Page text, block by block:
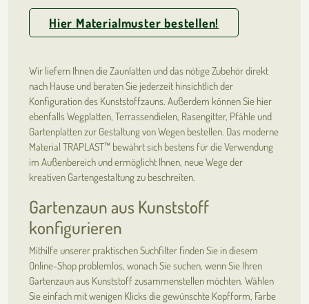
Hier Materialmuster bestellen!
Wir liefern Ihnen die Zaunlatten und das nötige Zubehör direkt
nach Hause und beraten Sie jederzeit hinsichtlich der
Konfiguration des Kunststoffzauns. Außerdem können Sie hier
ebenfalls Wegplatten, Terrassendielen, Rasengitter, Pfähle und
Gartenplatten zur Gestaltung von Wegen bestellen. Das moderne
Material TRAPLAST™ bewährt sich bestens für die Verwendung
im Außenbereich und ermöglicht Ihnen, neue Wege der
kreativen Gartengestaltung zu beschreiten.
Gartenzaun aus Kunststoff
konfigurieren
Mithilfe unserer praktischen Suchfilter finden Sie in diesem
Online-Shop problemlos, wonach Sie suchen, wenn Sie Ihren
Gartenzaun aus Kunststoff zusammenstellen möchten. Wählen
Sie einfach mit wenigen Klicks die gewünschte Kopfform, Farbe